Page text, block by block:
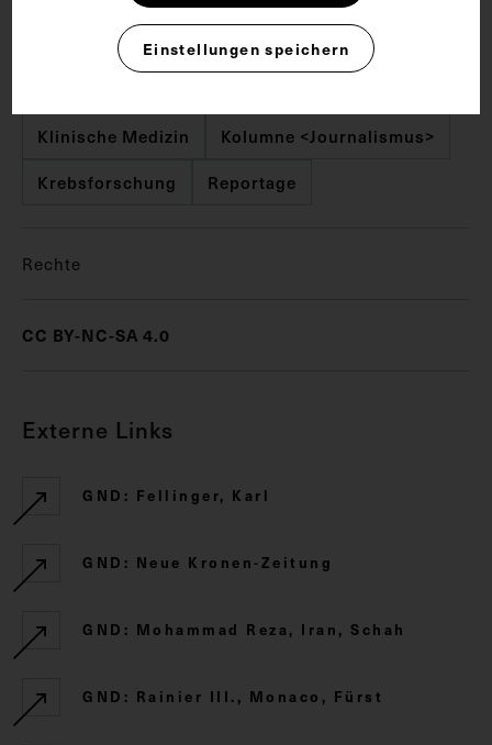
Bankett
Frauen in der Medizin
Klinische Medizin
Kolumne <Journalismus>
Krebsforschung
Reportage
Rechte
CC BY-NC-SA 4.0
Externe Links
GND: Fellinger, Karl
GND: Neue Kronen-Zeitung
GND: Mohammad Reza, Iran, Schah
GND: Rainier III., Monaco, Fürst
Einstellungen speichern